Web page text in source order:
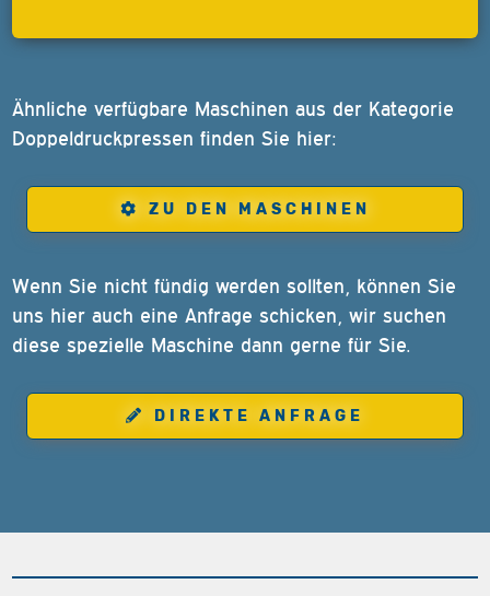
Ähnliche verfügbare Maschinen aus der Kategorie
Doppeldruckpressen finden Sie hier:
ZU DEN MASCHINEN
Wenn Sie nicht fündig werden sollten, können Sie
uns hier auch eine Anfrage schicken, wir suchen
diese spezielle Maschine dann gerne für Sie.
DIREKTE ANFRAGE